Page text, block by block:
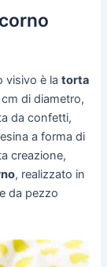
visivo è latorta
di diametro,
da confetti,
a forma di
creazione,
, realizzato in
da pezzo